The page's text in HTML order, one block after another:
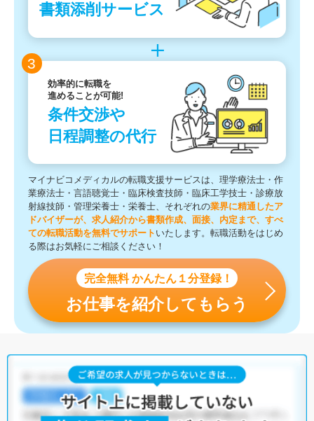
書類添削サービス
3
効率的に転職を
進めることが可能!
条件交渉や
日程調整の代行
マイナビコメディカルの転職支援サービスは、理学療法士・作
業療法士・言語聴覚士・臨床検査技師・臨床工学技士・診療放
射線技師・管理栄養士・栄養士、それぞれの業界に精通したア
ドバイザーが、求人紹介から書類作成、面接、内定まで、すべ
ての転職活動を無料でサポート いたします。転職活動をはじめ
る際はお気軽にご相談ください！
完全無料 かんたん１分登録！
お仕事を紹介してもらう